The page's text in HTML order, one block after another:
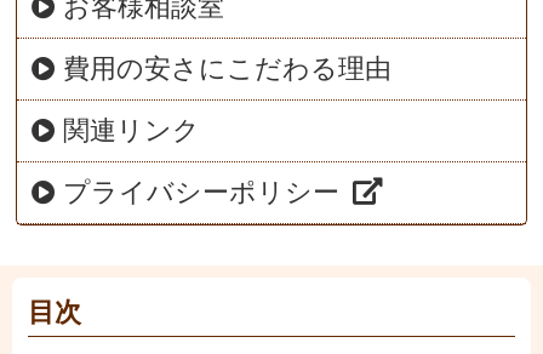
お客様相談室
費用の安さにこだわる理由
関連リンク
プライバシーポリシー
目次